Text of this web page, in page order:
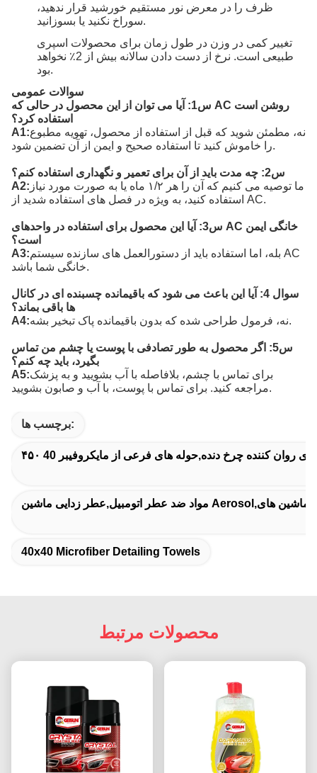
ظرف را در معرض نور مستقیم خورشید قرار ندهید،
سوراخ نکنید یا بسوزانید.
تغییر کمی در وزن در طول زمان برای محصولات اسپری
طبیعی است. نرخ از دست دادن سالانه بیش از 2٪ نخواهد
بود.
سوالات عمومی
س1: آیا می توان از این محصول در حالی که AC روشن است
استفاده کرد؟
A1:نه، مطمئن شوید که قبل از استفاده از محصول، تهویه مطبوع
را خاموش کنید تا استفاده صحیح و ایمن از آن تضمین شود.
س2: چه مدت باید از آن برای تعمیر و نگهداری استفاده کنم؟
A2: ما توصیه می کنیم که آن را هر ۱/۲ ماه یا به صورت مورد نیاز
استفاده کنید، به ویژه در فصل های استفاده شدید از AC.
س3: آیا این محصول برای استفاده در واحدهای AC خانگی ایمن
است؟
A3:بله، اما استفاده باید از دستورالعمل های سازنده سیستم AC
خانگی شما باشد.
سوال 4: آیا این باعث می شود که باقیمانده چسبنده ای در کانال
ها باقی بماند؟
A4:
نه، فرمول طراحی شده که بدون باقیمانده پاک تبخیر بشه.
س5: اگر محصول به طور تصادفی با پوست یا چشم من تماس
بگیرد، باید چه کنم؟
A5:برای تماس با چشم، بلافاصله با آب بشویید و به پزشک
مراجعه کنید. برای تماس با پوست، با آب و صابون بشویید.
برچسب ها:
40x40 Microfiber Detailing Towels
محصولات مرتبط